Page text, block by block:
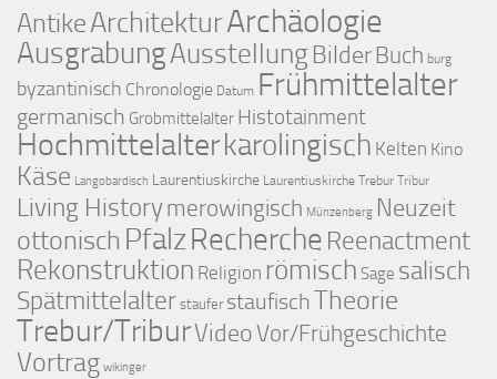
AntikeArchitekturArchäologie
AusgrabungAusstellungBilder Buch burg
byzantinisch Chronologie Datum Frühmittelalter
germanisch Grobmittelalter Histotainment
Hochmittelalterkarolingisch Kelten Kino
Käse Langobardisch Laurentiuskirche Laurentiuskirche Trebur Tribur
Living Historymerowingisch Münzenberg Neuzeit
ottonisch PfalzRecherche Reenactment
Rekonstruktion Religion römisch Sage salisch
Spätmittelalter staufer staufischTheorie
Trebur/TriburVideoVor/Frühgeschichte
Vortrag wikinger